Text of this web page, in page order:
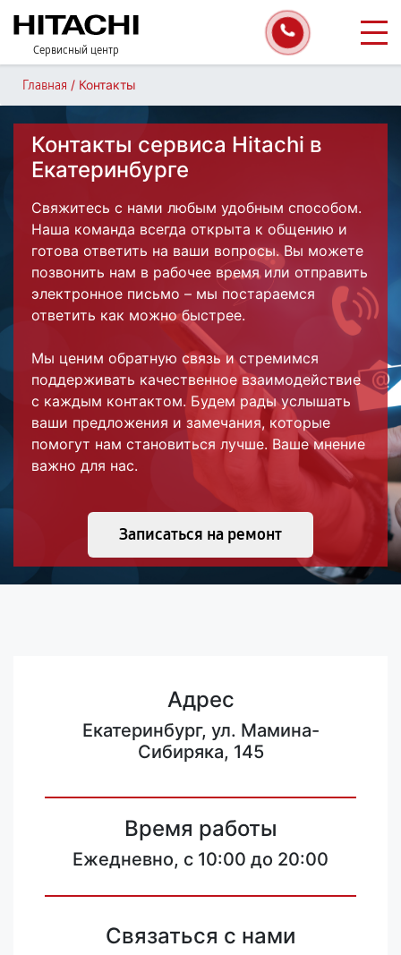
Сервисный центр
Главная / Контакты
Контакты сервиса Hitachi в
Екатеринбурге
Свяжитесь с нами любым удобным способом.
Наша команда всегда открыта к общению и
готова ответить на ваши вопросы. Вы можете
позвонить нам в рабочее время или отправить
электронное письмо – мы постараемся
ответить как можно быстрее.
Мы ценим обратную связь и стремимся
поддерживать качественное взаимодействие
с каждым контактом. Будем рады услышать
ваши предложения и замечания, которые
помогут нам становиться лучше. Ваше мнение
важно для нас.
Записаться на ремонт
Адрес
Екатеринбург, ул. Мамина-
Сибиряка, 145
Время работы
Ежедневно, с 10:00 до 20:00
Связаться с нами